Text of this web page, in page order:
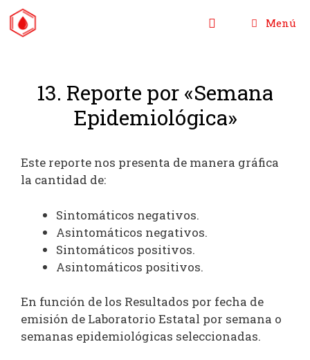
Saltar
contenido
Menú
13. Reporte por «Semana
Epidemiológica»
Este reporte nos presenta de manera gráfica
la cantidad de:
Sintomáticos negativos.
Asintomáticos negativos.
Sintomáticos positivos.
Asintomáticos positivos.
En función de los Resultados por fecha de
emisión de Laboratorio Estatal por semana o
semanas epidemiológicas seleccionadas.